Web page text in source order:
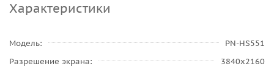
Характеристики
Модель
PN-HS551
Разрешение экрана
3840x2160